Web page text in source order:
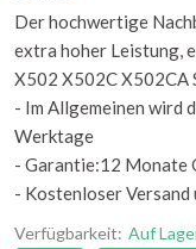
Der hochwertige
extra hoher Leistung,
X502 X502C X502CA
- Im Allgemeinen wird
Werktage
- Garantie:12 Monate
- Kostenloser Versand
Verfügbarkeit: Auf